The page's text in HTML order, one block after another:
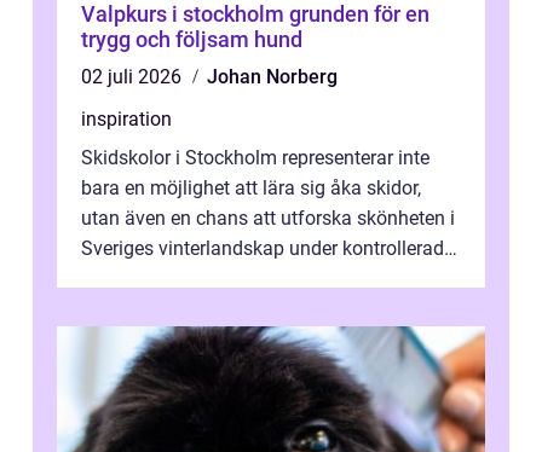
Valpkurs i stockholm grunden för en
trygg och följsam hund
02 juli 2026
Johan Norberg
inspiration
Skidskolor i Stockholm representerar inte
bara en möjlighet att lära sig åka skidor,
utan även en chans att utforska skönheten i
Sveriges vinterlandskap under kontrollerade